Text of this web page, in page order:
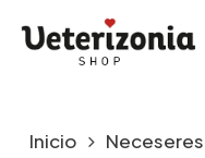
Inicio